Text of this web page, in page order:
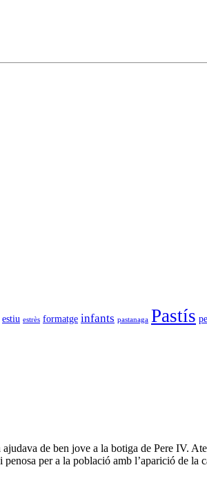
estiu estrès formatge infants pastanaga Pastís
de ben jove a la botiga de Pere IV.
per a la població amb l’aparició de la